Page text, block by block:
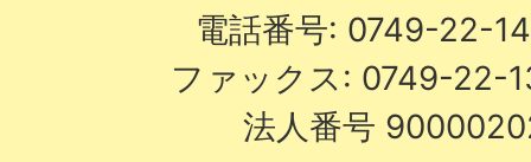
電話番号: 0749-22-
ファックス: 0749-22-
法人番号